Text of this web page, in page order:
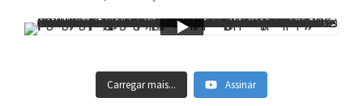
Carregar mais... Assinar